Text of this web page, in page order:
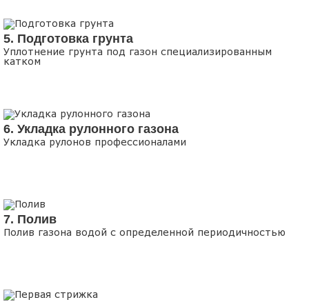
5. Подготовка грунта
Уплотнение грунта под газон специализированным
катком
6. Укладка рулонного газона
Укладка рулонов профессионалами
7. Полив
Полив газона водой с определенной периодичностью